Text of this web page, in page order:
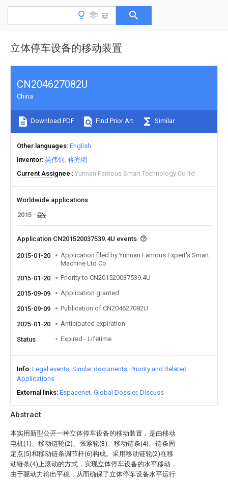
立体停车设备的移动装置
Abstract
本实用新型公开一种立体停车设备的移动装置，是由移动
电机(1)、移动链轮(2)、张紧轮(3)、移动链条(4)、链条固
定点(5)和移动链条调节杆(6)构成。采用移动链轮(2)在移
动链条(4)上滚动的方式，实现立体停车设备的水平移动，
由于驱动力输出平稳，从而确保了立体停车设备水平运行
CN204627082U
China
Download PDF Find Prior Art Similar
Other languages English
Inventor 吴伟钊 蒋光明
Current Assignee
Yunnan Famous Smart Technology Co ltd
Worldwide applications
2015
CN
Application CN201520037539.4U events
2015-01-20
Application filed by Yunnan Famous Expert's Smart
Machine Ltd Co
2015-01-20
Priority to CN201520037539.4U
2015-09-09 Application granted
2015-09-09 Publication of CN204627082U
2025-01-20 Anticipated expiration
Status Expired - Lifetime
Info Legal events Similar documents Priority and Related
Applications
External links Espacenet Global Dossier Discuss